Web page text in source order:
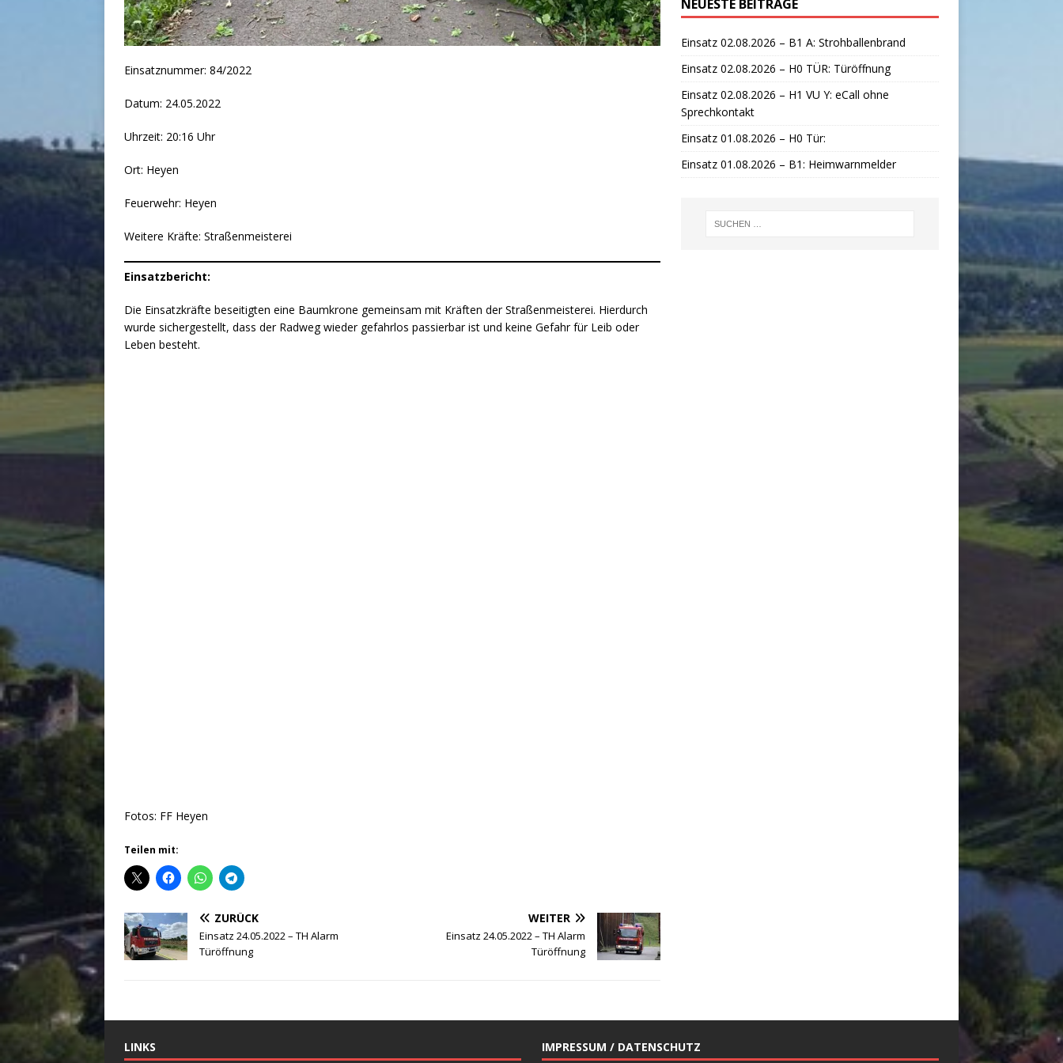
Einsatznummer: 84/2022
Datum: 24.05.2022
Uhrzeit: 20:16 Uhr
Ort: Heyen
Feuerwehr: Heyen
Weitere Kräfte: Straßenmeisterei
Einsatzbericht:
Die Einsatzkräfte beseitigten eine Baumkrone gemeinsam mit Kräften der Straßenmeisterei. Hierdurch
wurde sichergestellt, dass der Radweg wieder gefahrlos passierbar ist und keine Gefahr für Leib oder
Leben besteht.
Fotos: FF Heyen
Teilen mit:
ZURÜCK
Einsatz 24.05.2022 – TH Alarm
Türöffnung
WEITER
Einsatz 24.05.2022 – TH Alarm
Türöffnung
e
s
NEUESTE BEITRÄGE
Einsatz 02.08.2026 – B1 A: Strohballenbrand
Einsatz 02.08.2026 – H0 TÜR: Türöffnung
Einsatz 02.08.2026 – H1 VU Y: eCall ohne
Sprechkontakt
Einsatz 01.08.2026 – H0 Tür:
Einsatz 01.08.2026 – B1: Heimwarnmelder
LINKS IMPRESSUM / DATENSCHUTZ